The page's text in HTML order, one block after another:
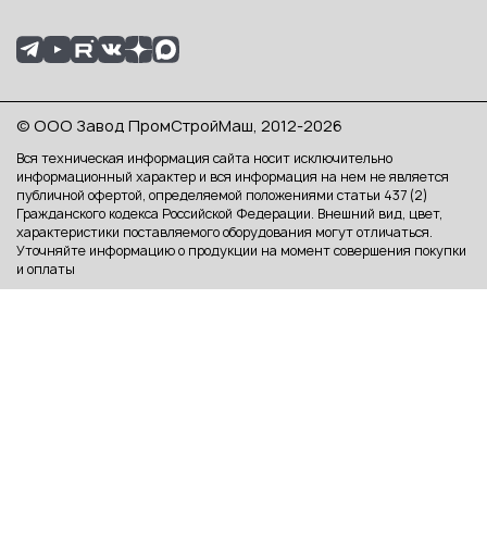
© ООО Завод ПромСтройМаш, 2012-2026
Вся техническая информация сайта носит исключительно
информационный характер и вся информация на нем не является
публичной офертой, определяемой положениями статьи 437 (2)
Гражданского кодекса Российской Федерации. Внешний вид, цвет,
характеристики поставляемого оборудования могут отличаться.
Уточняйте информацию о продукции на момент совершения покупки
и оплаты